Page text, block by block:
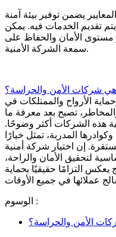
يضمن توفير بيئة آمنة
تقديم الخدمات فيه. يمكن
مستوى الأمان والحفاظ على
سمعة الشركة الأمنية.
شركات الأمن والحراسة؟
الأرواح والممتلكات في
تصبح بعد معرفة ما
هذه الشركات أكثر وضوحًا.
المدربة، تمثل خيارًا
إن اختيار شركة أمنية
لتحقيق الأمان والراحة،
التزامًا حقيقيًا بحماية
الوسوم :
الأمن والحراسة؟